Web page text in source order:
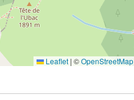
Leaflet | ©OpenStreetMap